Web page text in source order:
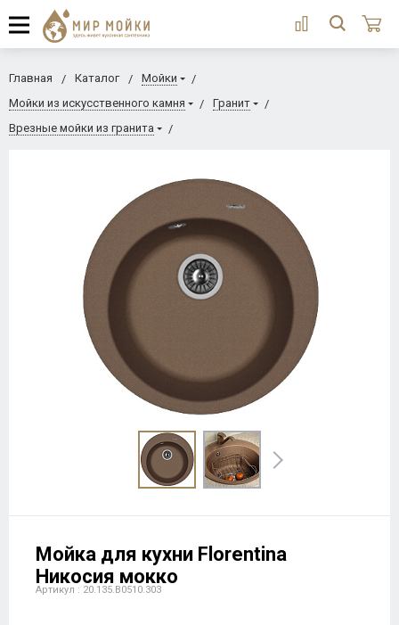
Главная Каталог
Мойки
Мойки из искусственного камня
Гранит
Врезные мойки из гранита
Мойка для кухни Florentina
Никосия мокко
Артикул : 20.135.B0510.303